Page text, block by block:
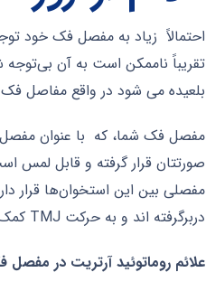
احتمالاً زیاد به مفصل فک خود
تقریباً ناممکن است به آن
بلعیده می شود در واقع مفاصل
صورتتان قرار گرفته و قابل
مفصلی بین این استخوان‌ها قرار
دربرگرفته اند و به حرکت TMJ کمک می‌کنند.
علائم روماتوئید آرتریت در